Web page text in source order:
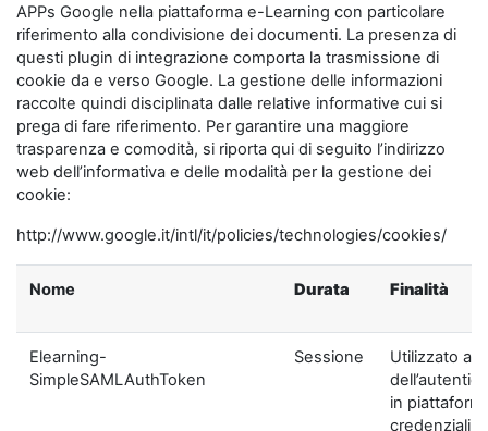
APPs Google nella piattaforma e-Learning con particolare
riferimento alla condivisione dei documenti. La presenza di
questi plugin di integrazione comporta la trasmissione di
cookie da e verso Google. La gestione delle informazioni
raccolte quindi disciplinata dalle relative informative cui si
prega di fare riferimento. Per garantire una maggiore
trasparenza e comodità, si riporta qui di seguito l’indirizzo
web dell’informativa e delle modalità per la gestione dei
cookie:
http://www.google.it/intl/it/policies/technologies/cookies/
Nome Durata Finalità
Elearning-
SimpleSAMLAuthToken
Sessione
Utilizzato ai
in
credenziali di